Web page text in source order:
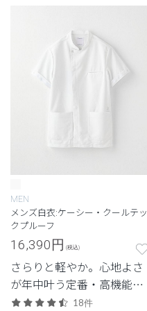
MEN
メンズ白衣:ケーシー・クールテッ
クプルーフ
16,390円 (税込)
さらりと軽やか。心地よさ
が年中叶う定番・高機能シ
リーズ。
18件